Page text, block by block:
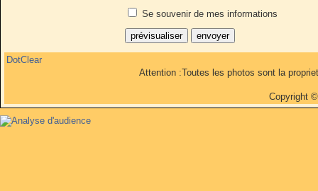
Se souvenir de mes informations
DotClear
Attention :Toutes les photos sont la
Copyright